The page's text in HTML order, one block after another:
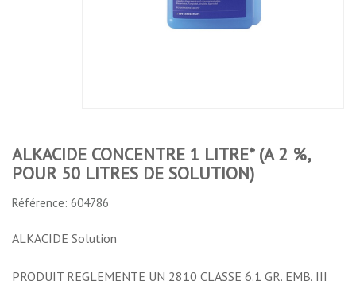
ALKACIDE CONCENTRE 1 LITRE* (A 2 %,
POUR 50 LITRES DE SOLUTION)
Référence: 604786
ALKACIDE Solution
PRODUIT REGLEMENTE UN 2810 CLASSE 6.1 GR. EMB. III